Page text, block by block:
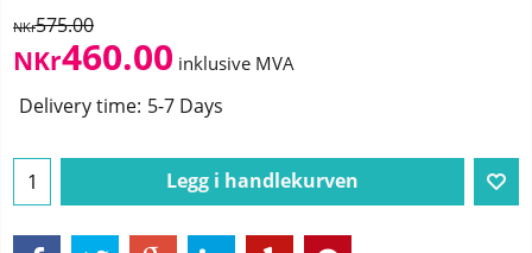
NKr575.00
NKr460.00 inklusive MVA
Delivery time: 5-7 Days
Legg i handlekurven